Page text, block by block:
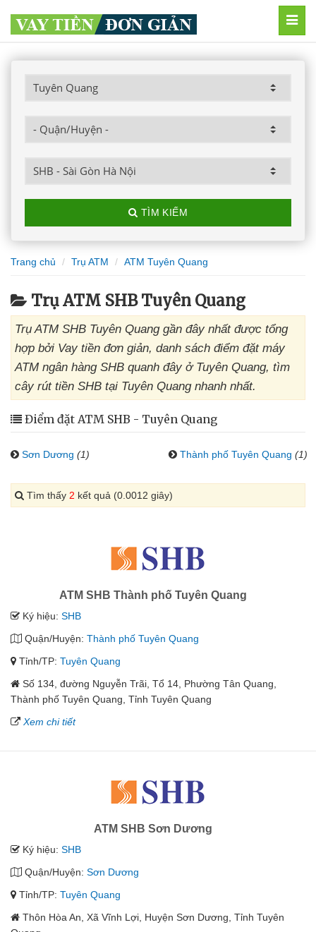
TÌM KIẾM
Trang chủ Trụ ATM ATM Tuyên Quang
Trụ ATM SHB Tuyên Quang
Trụ ATM SHB Tuyên Quang gần đây nhất được tổng
hợp bởi Vay tiền đơn giản, danh sách điểm đặt máy
ATM ngân hàng SHB quanh đây ở Tuyên Quang, tìm
cây rút tiền SHB tại Tuyên Quang nhanh nhất.
Điểm đặt ATM SHB - Tuyên Quang
Sơn Dương (1) Thành phố Tuyên Quang (1)
Tìm thấy 2 kết quả (0.0012 giây)
ATM SHB Thành phố Tuyên Quang
Ký hiệu: SHB
Quận/Huyện: Thành phố Tuyên Quang
Tỉnh/TP: Tuyên Quang
Số 134, đường Nguyễn Trãi, Tổ 14, Phường Tân Quang,
Thành phố Tuyên Quang, Tỉnh Tuyên Quang
Xem chi tiết
ATM SHB Sơn Dương
Ký hiệu: SHB
Quận/Huyện: Sơn Dương
Tỉnh/TP: Tuyên Quang
Thôn Hòa An, Xã Vĩnh Lợi, Huyện Sơn Dương, Tỉnh Tuyên